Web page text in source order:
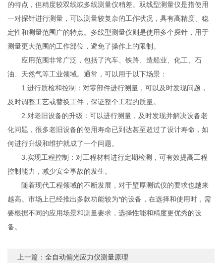
的特点，但精度较双线或多线测量仪稍差。双线型测量仪是指使用
一对探针进行测量，可以测量较复杂的工作状况，具有高精度、稳
定性和测量范围广的特点。多线型测量仪则是使用多个探针，用于
测量更大范围的工作部位，避免了操作上的限制。
应用范围非常广泛，包括了汽车、铁路、造船业、化工、石
油、天然气等工业领域。通常，可以用于以下场景：
1.进行质检和控制：对零部件进行测量，可以及时发现问题，
及时调整工艺或替换工件，保证整个工程的质量。
2.对老旧设备的升级：可以进行测量，及时发现并解决设备老
化问题，很多老旧设备的使用寿命已到达甚至超过了设计寿命，如
何进行升级和维护就成了一个问题。
3.实现工程控制：对工程材料进行定期检测，可有效提高工程
控制能力，减少安全事故的发生。
随着现代工程领域的不断发展，对于壁厚测试仪的要求也越来
越高。市场上已经推出多款功能较为*的设备，在选择和使用时，需
要根据不同的应用场景和测量要求，选择性能和精度更优秀的设
备。
上一篇：全自动偏光应力仪测量原理